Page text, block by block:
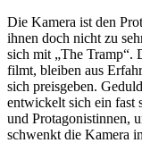
Die Kamera ist den
ihnen doch nicht zu
sich mit „The Tramp“.
filmt, bleiben aus
sich preisgeben.
entwickelt sich ein fast
und Protagonistinnen,
schwenkt die Kamera